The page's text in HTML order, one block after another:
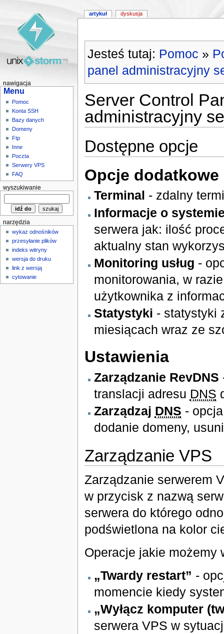
Jesteś tutaj: Pomoc »
panel administracyjny
Server Control
administracyjny
Dostępne opcje
Opcje dodatkowe
Terminal - zdalny
Informacje o
serwera jak: ilość
aktualny stan
Monitoring usług -
monitorowania, w
użytkownika z
Statystyki - statystyki
miesiącach wraz ze
Ustawienia
Zarządzanie RevDNS
translacji adresu DNS
Zarządzaj DNS -
dodanie domeny,
Zarządzanie VPS
Zarządzanie serwerem
w przycisk z nazwą
serwera do którego
podświetlona na kolor
Operacje jakie
„Twardy restart” -
momencie kiedy
„Wyłącz komputer
serwera VPS w
artykuł dyskusja
nawigacja
Menu
Pomoc
Konta SSH
Bazy danych
Domeny
Ftp
Inne
Poczta
Serwery VPS
FAQ
wyszukiwanie
narzędzia
wykaz odnośników
przesyłanie plików
indeks witryny
wersja do druku
link z wersją
cytowanie